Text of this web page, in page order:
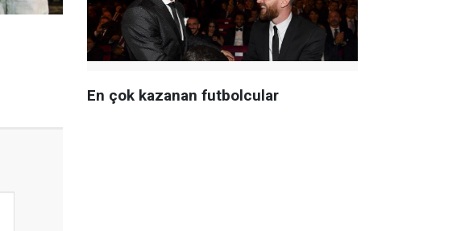
En çok kazanan futbolcular